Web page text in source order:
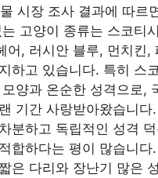
시장 조사 결과에 따르
고양이 종류는 스코티
어, 러시안 블루, 먼치킨,
하고 있습니다. 특히 스
양과 온순한 성격으로,
기간 사랑받아왔습니다
분하고 독립적인 성격
합하다는 평이 많습니다
은 다리와 장난기 많은